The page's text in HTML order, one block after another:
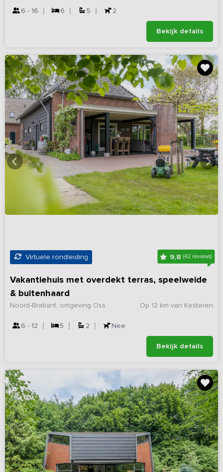
6 - 16 6 5 2
Bekijk details
Virtuele rondleiding 9,8 (42 reviews)
Vakantiehuis met overdekt terras, speelweide
& buitenhaard
Op 12 km van Kesteren
Noord-Brabant, omgeving Oss
6 - 12 5 2 Nee
Bekijk details